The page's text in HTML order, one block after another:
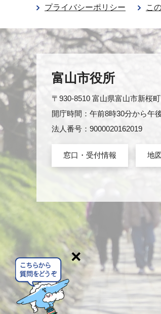
プライバシーポリシー こ
富山市役所
〒930-8510 富山県富山市新桜
開庁時間：午前8時30分から午
法人番号：9000020162019
窓口・受付情報 地
×